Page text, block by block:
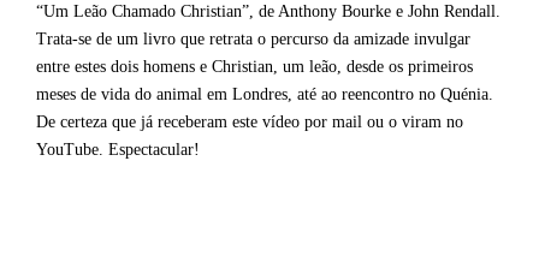
“Um Leão Chamado Christian”, de Anthony Bourke e John Rendall.
Trata-se de um livro que retrata o percurso da amizade invulgar
entre estes dois homens e Christian, um leão, desde os primeiros
meses de vida do animal em Londres, até ao reencontro no Quénia.
De certeza que já receberam este vídeo por mail ou o viram no
YouTube. Espectacular!